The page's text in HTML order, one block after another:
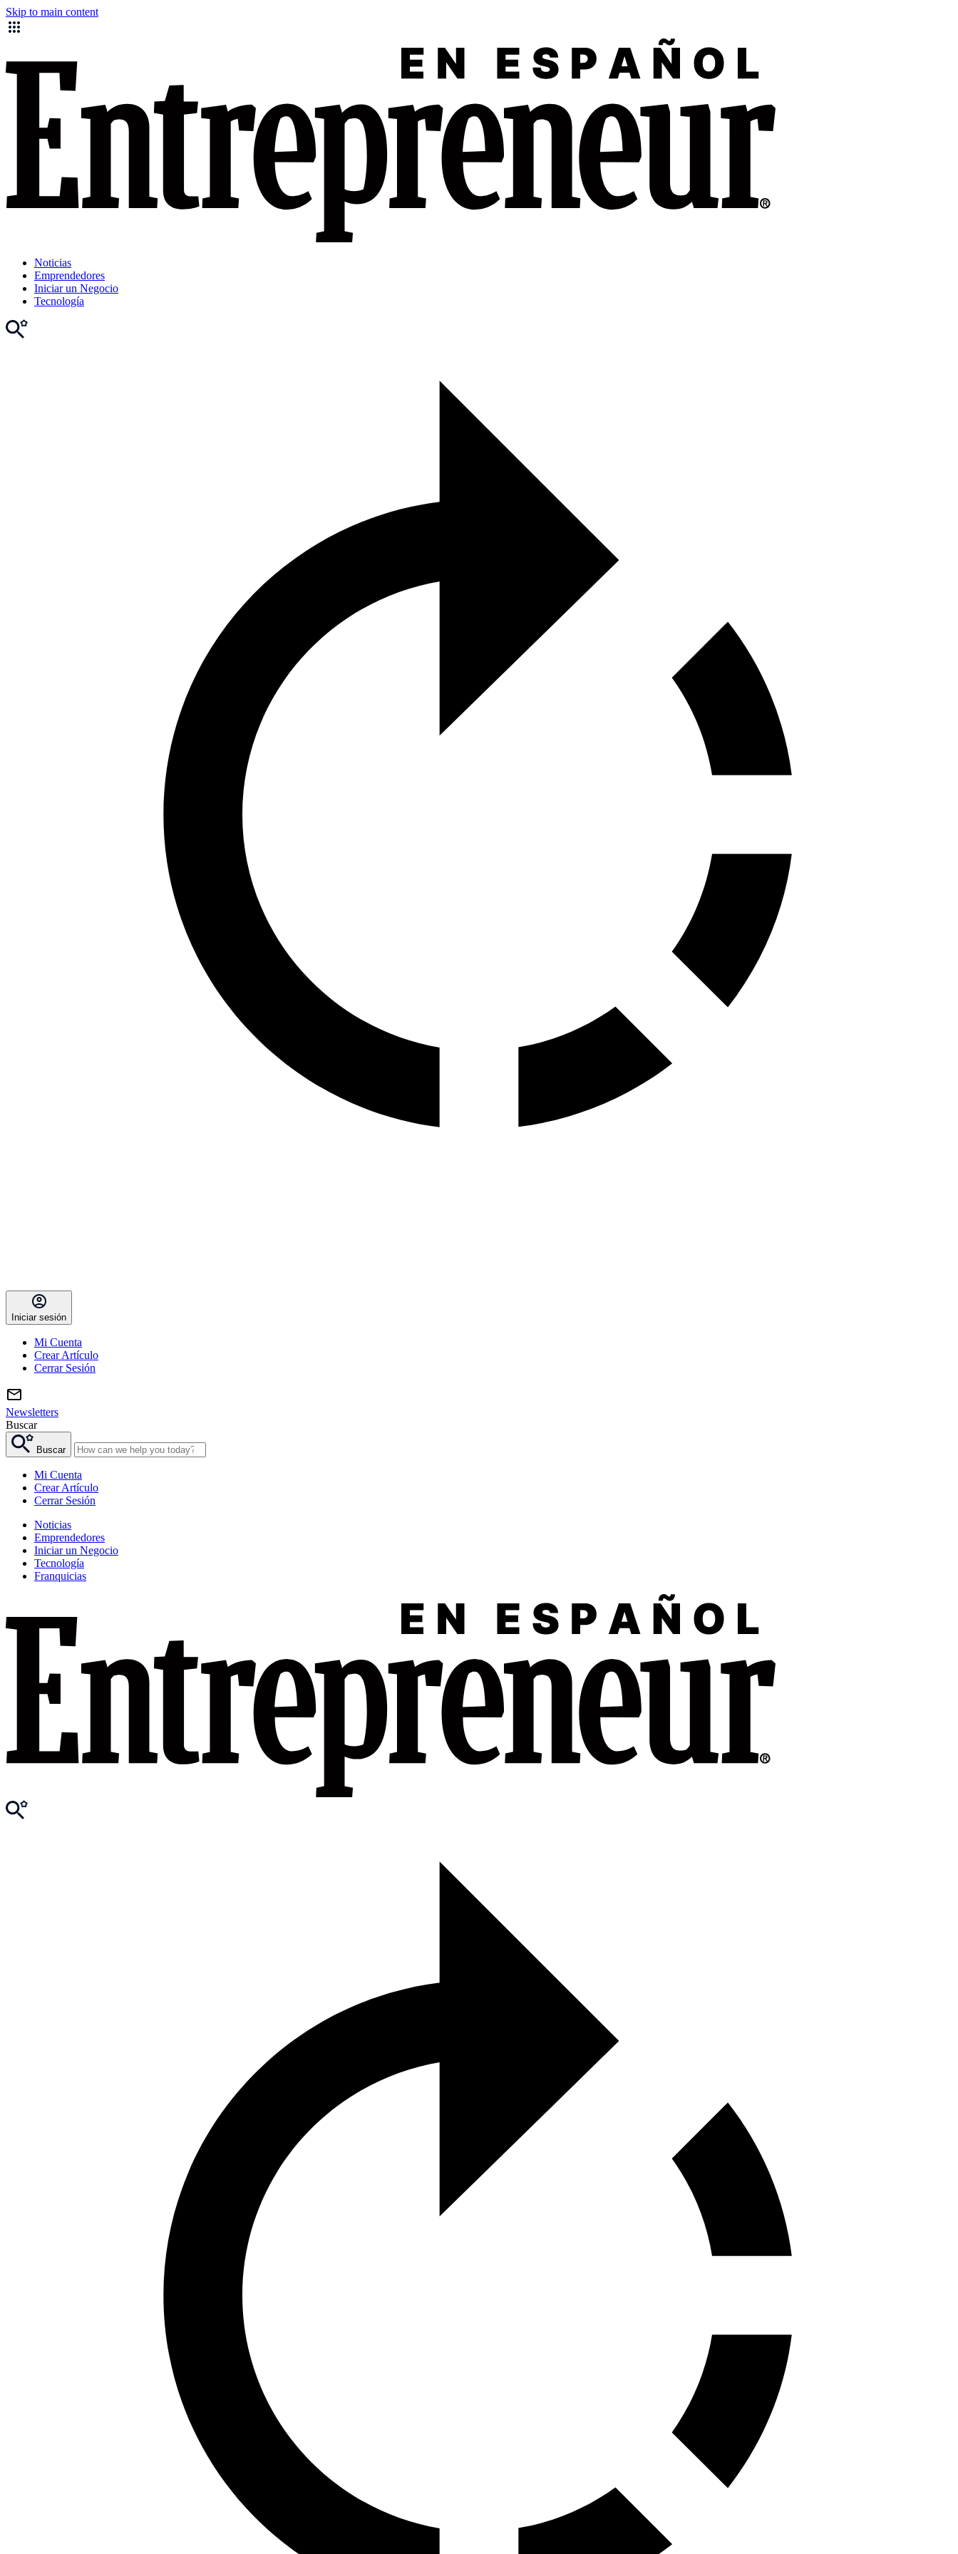
Skip to main content
Noticias
Emprendedores
Iniciar un Negocio
Tecnología
Iniciar sesión
Mi Cuenta
Crear Artículo
Cerrar Sesión
Newsletters
Buscar
Buscar
Mi Cuenta
Crear Artículo
Cerrar Sesión
Noticias
Emprendedores
Iniciar un Negocio
Tecnología
Franquicias